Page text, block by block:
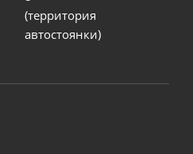
(территория
автостоянки)